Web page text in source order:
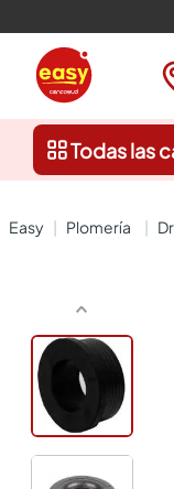
Todas las
plomería